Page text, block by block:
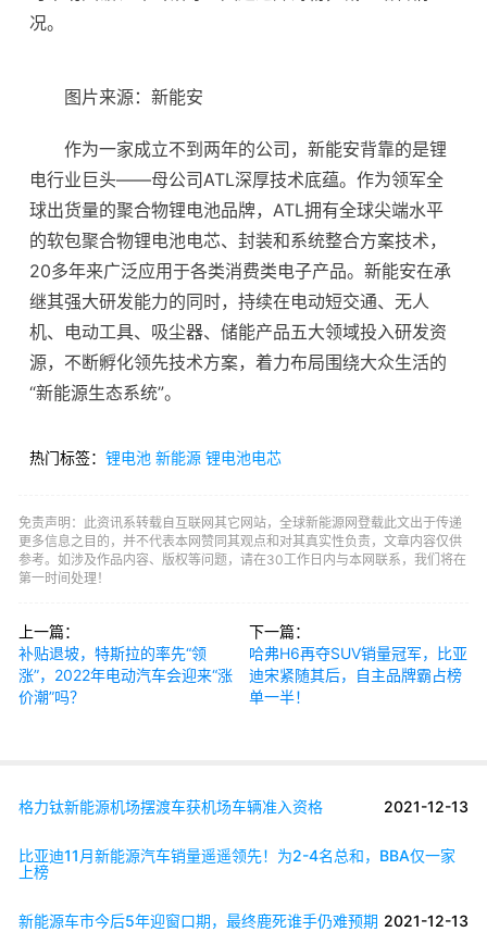
况。
图片来源：新能安
作为一家成立不到两年的公司，新能安背靠的是锂
电行业巨头——母公司ATL深厚技术底蕴。作为领军全
球出货量的聚合物锂电池品牌，ATL拥有全球尖端水平
的软包聚合物锂电池电芯、封装和系统整合方案技术，
20多年来广泛应用于各类消费类电子产品。新能安在承
继其强大研发能力的同时，持续在电动短交通、无人
机、电动工具、吸尘器、 储能产品五大领域投入研发资
源，不断孵化领先技术方案，着力布局围绕大众生活的
“新能源生态系统”。
热门标签： 锂电池 新能源 锂电池电芯
免责声明：此资讯系转载自互联网其它网站，全球新能源网登载此文出于传递
更多信息之目的，并不代表本网赞同其观点和对其真实性负责，文章内容仅供
参考。如涉及作品内容、版权等问题，请在30工作日内与本网联系，我们将在
第一时间处理！
上一篇：
补贴退坡，特斯拉的率先“领
涨”，2022年电动汽车会迎来“涨
价潮”吗？
下一篇：
哈弗H6再夺SUV销量冠军，比亚
迪宋紧随其后，自主品牌霸占榜
单一半！
格力钛新能源机场摆渡车获机场车辆准入资格 2021-12-13
比亚迪11月新能源汽车销量遥遥领先！为2-4名总和，BBA仅一家
上榜
2021-12-13
新能源车市今后5年迎窗口期，最终鹿死谁手仍难预期